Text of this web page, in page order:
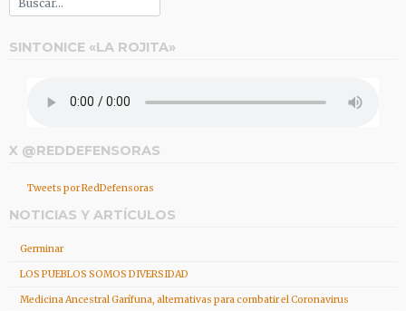
SINTONICE «LA ROJITA»
X @REDDEFENSORAS
Tweets por RedDefensoras
NOTICIAS Y ARTÍCULOS
Germinar
LOS PUEBLOS SOMOS DIVERSIDAD
Medicina Ancestral Garífuna, alternativas para combatir el Coronavirus